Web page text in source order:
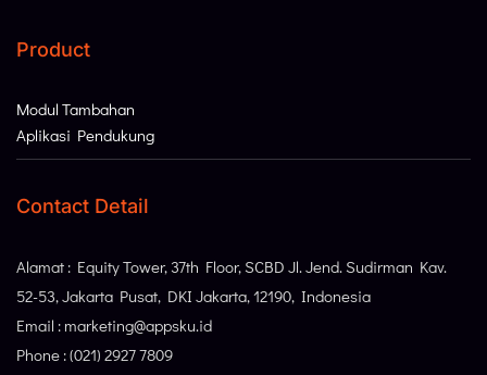
Product
Modul Tambahan
Aplikasi Pendukung
Contact Detail
Alamat : Equity Tower, 37th Floor, SCBD Jl. Jend. Sudirman Kav.
52-53, Jakarta Pusat, DKI Jakarta, 12190, Indonesia
Email : marketing@appsku.id
Phone : (021) 2927 7809